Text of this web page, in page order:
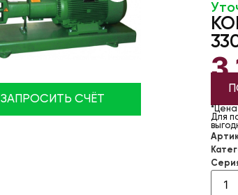
ЗАПРОСИТЬ СЧЁТ
3
*Цена
Для